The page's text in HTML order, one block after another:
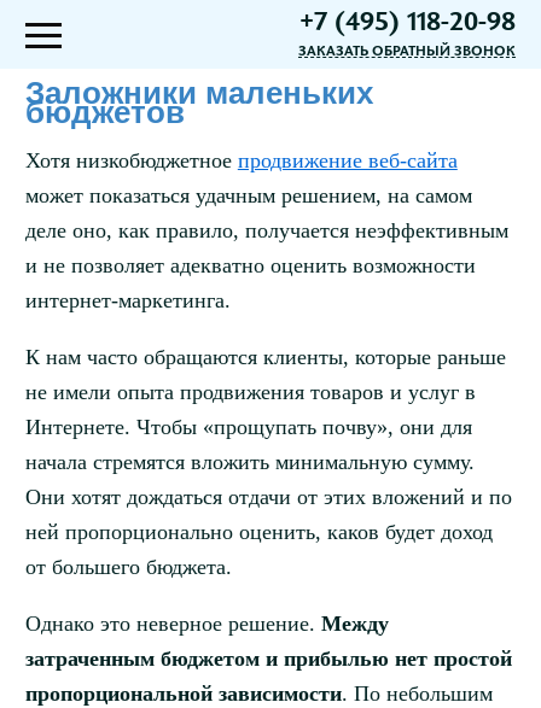
+7 (495) 118-20-98
ЗАКАЗАТЬ ОБРАТНЫЙ ЗВОНОК
Заложники маленьких
бюджетов
Хотя низкобюджетное продвижение веб-сайта
может показаться удачным решением, на самом
деле оно, как правило, получается неэффективным
и не позволяет адекватно оценить возможности
интернет-маркетинга.
К нам часто обращаются клиенты, которые раньше
не имели опыта продвижения товаров и услуг в
Интернете. Чтобы «прощупать почву», они для
начала стремятся вложить минимальную сумму.
Они хотят дождаться отдачи от этих вложений и по
ней пропорционально оценить, каков будет доход
от большего бюджета.
Однако это неверное решение. Между
затраченным бюджетом и прибылью нет простой
пропорциональной зависимости. По небольшим